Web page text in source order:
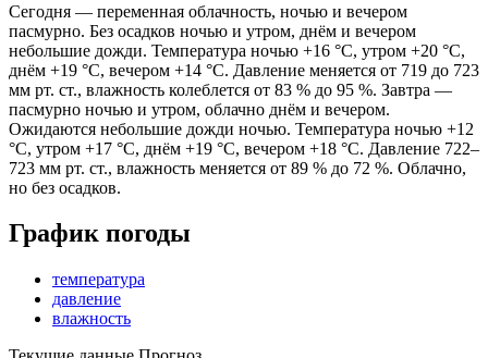
Сегодня — переменная облачность, ночью и вечером
пасмурно. Без осадков ночью и утром, днём и вечером
небольшие дожди. Температура ночью +16 °C, утром +20 °C,
днём +19 °C, вечером +14 °C. Давление меняется от 719 до 723
мм рт. ст., влажность колеблется от 83 % до 95 %. Завтра —
пасмурно ночью и утром, облачно днём и вечером.
Ожидаются небольшие дожди ночью. Температура ночью +12
°C, утром +17 °C, днём +19 °C, вечером +18 °C. Давление 722–
723 мм рт. ст., влажность меняется от 89 % до 72 %. Облачно,
но без осадков.
График погоды
температура
давление
влажность